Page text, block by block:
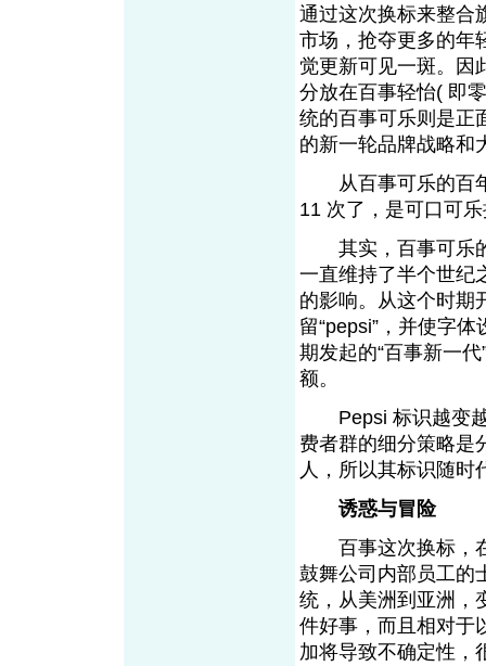
通过这次换标来整合
市场，抢夺更多的年
觉更新可见一斑。因
分放在百事轻怡( 即
统的百事可乐则是正
的新一轮品牌战略和
从百事可乐的百年
11 次了，是可口可
其实，百事可乐的
一直维持了半个世纪
的影响。从这个时期
留“pepsi”，并使字
期发起的“百事新一
额。
Pepsi 标识越变越
费者群的细分策略是
人，所以其标识随时
诱惑与冒险
百事这次换标，在
鼓舞公司内部员工的
统，从美洲到亚洲，
件好事，而且相对于
加将导致不确定性，